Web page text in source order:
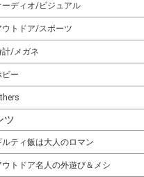
ーディオ/ビジュアル
ウトドア/スポーツ
計/メガネ
ビー
ツ
ルティ飯は大人のロマン
ウトドア名人の外遊び＆メシ